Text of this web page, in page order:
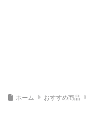
ホーム おすすめ商品